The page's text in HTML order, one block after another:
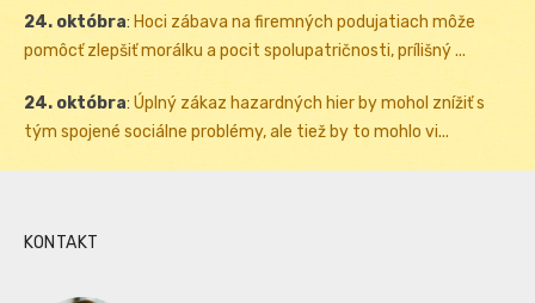
24. októbra: Hoci zábava na firemných podujatiach môže
pomôcť zlepšiť morálku a pocit spolupatričnosti, prílišný ...
24. októbra: Úplný zákaz hazardných hier by mohol znížiť s
tým spojené sociálne problémy, ale tiež by to mohlo vi...
KONTAKT